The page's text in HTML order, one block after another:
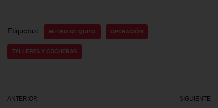
Etiquetas: METRO DE QUITO OPERACIÓN
TALLERES Y COCHERAS
ANTERIOR SIGUIENTE